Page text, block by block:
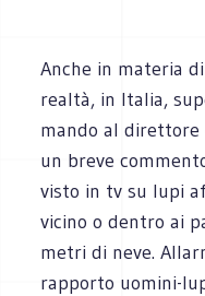
Anche in materia
realtà, in Italia,
mando al direttore
un breve
visto in tv su lupi
vicino o dentro ai
metri di neve.
rapporto uomini-